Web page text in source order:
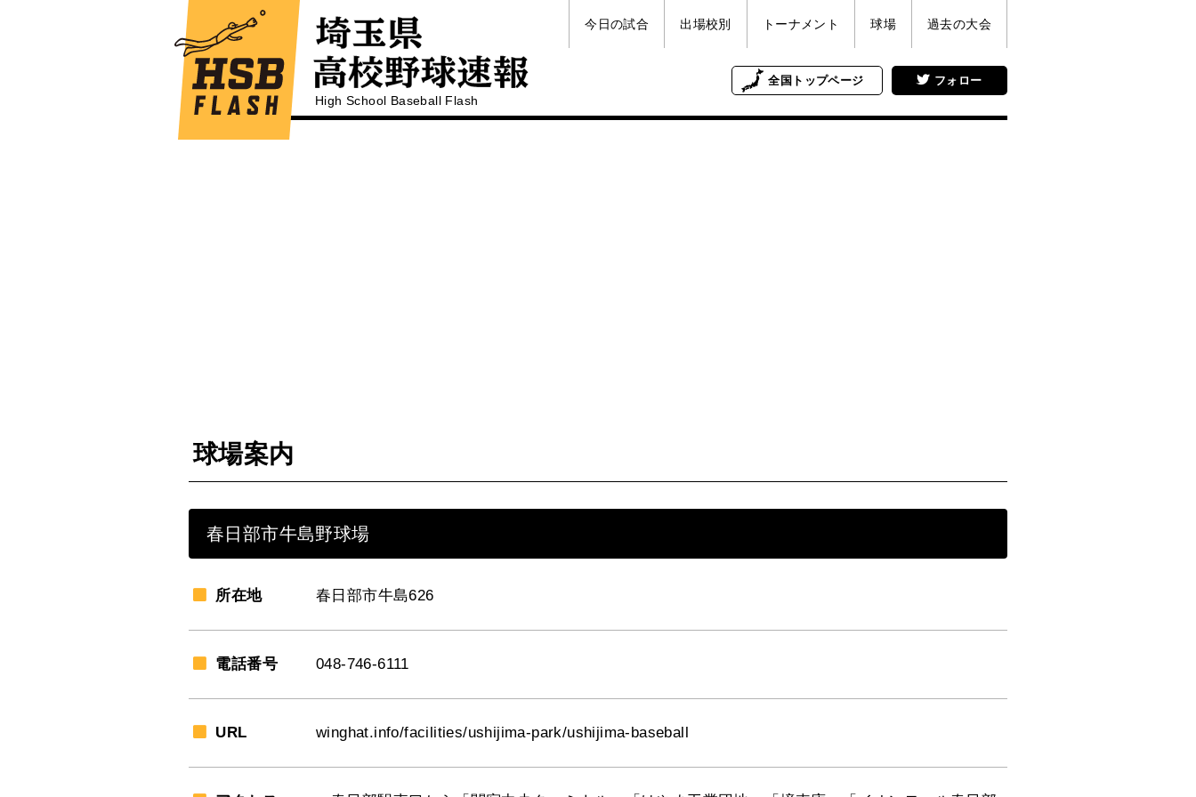
High School Baseball Flash
今日の試合 出場校別 トーナメント 球場 過去の大会
フォロー
全国 トップページ
球場案内
春日部市牛島野球場
所在地 春日部市牛島626
電話番号 048-746-6111
URL winghat.info/facilities/ushijima-park/ushijima-baseball